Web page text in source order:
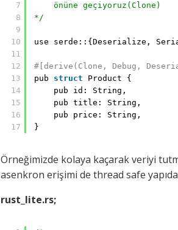
7
8
9
10
11
12
13
14
15
16
17
önüne geçiyoruz(Clone)
*/
use serde::{Deserialize,
#[derive(Clone, Debug,
pub struct
Product {
pub id: String,
pub title: String,
pub price: String,
}
Örneğimizde kolaya kaçarak veriyi
asenkron erişimi de thread safe
rust_lite.rs;